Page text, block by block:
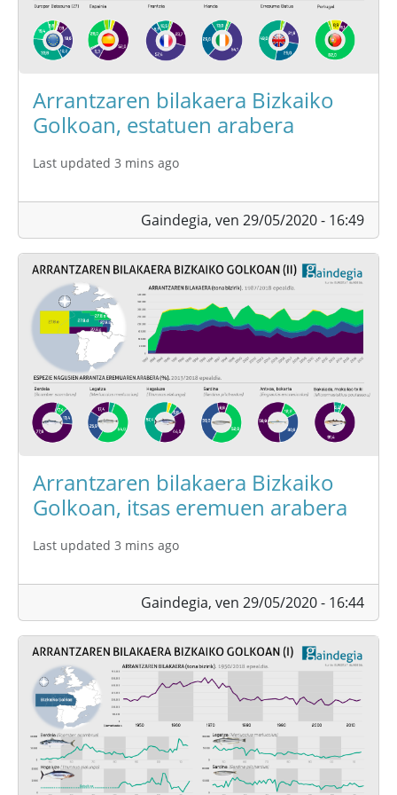
Arrantzaren bilakaera Bizkaiko
Golkoan, estatuen arabera
Last updated 3 mins ago
Gaindegia, ven 29/05/2020 - 16:49
Arrantzaren bilakaera Bizkaiko
Golkoan, itsas eremuen arabera
Last updated 3 mins ago
Gaindegia, ven 29/05/2020 - 16:44